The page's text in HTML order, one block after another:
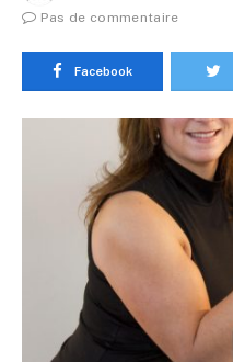
Pas de commentaire
Facebook